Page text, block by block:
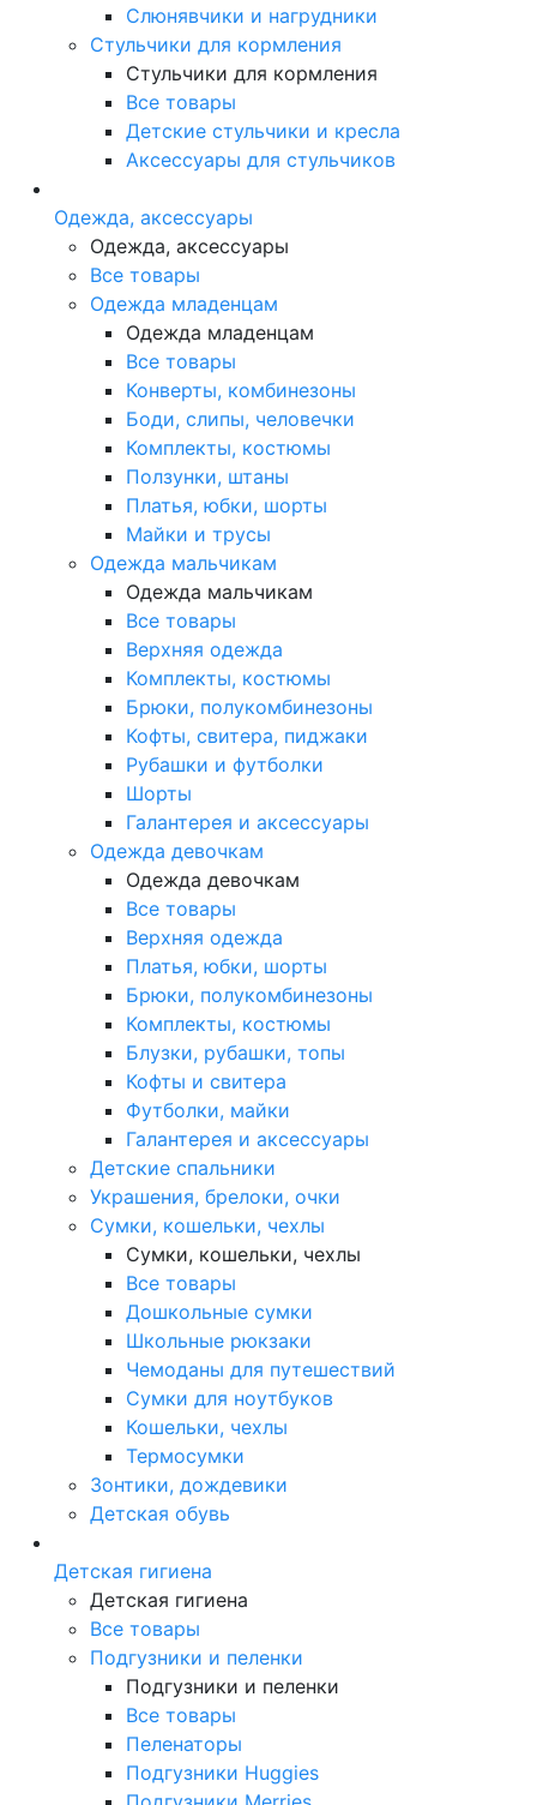
Слюнявчики и нагрудники
Стульчики для кормления
Стульчики для кормления
Все товары
Детские стульчики и кресла
Аксессуары для стульчиков
Одежда, аксессуары
Одежда, аксессуары
Все товары
Одежда младенцам
Одежда младенцам
Все товары
Конверты, комбинезоны
Боди, слипы, человечки
Комплекты, костюмы
Ползунки, штаны
Платья, юбки, шорты
Майки и трусы
Одежда мальчикам
Одежда мальчикам
Все товары
Верхняя одежда
Комплекты, костюмы
Брюки, полукомбинезоны
Кофты, свитера, пиджаки
Рубашки и футболки
Шорты
Галантерея и аксессуары
Одежда девочкам
Одежда девочкам
Все товары
Верхняя одежда
Платья, юбки, шорты
Брюки, полукомбинезоны
Комплекты, костюмы
Блузки, рубашки, топы
Кофты и свитера
Футболки, майки
Галантерея и аксессуары
Детские спальники
Украшения, брелоки, очки
Сумки, кошельки, чехлы
Сумки, кошельки, чехлы
Все товары
Дошкольные сумки
Школьные рюкзаки
Чемоданы для путешествий
Сумки для ноутбуков
Кошельки, чехлы
Термосумки
Зонтики, дождевики
Детская обувь
Детская гигиена
Детская гигиена
Все товары
Подгузники и пеленки
Подгузники и пеленки
Все товары
Пеленаторы
Подгузники Huggies